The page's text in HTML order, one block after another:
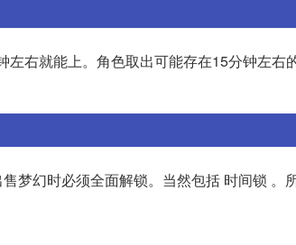
右就能上。角色取出可能存在15分钟左右
梦幻时必须全面解锁。当然包括 时间锁